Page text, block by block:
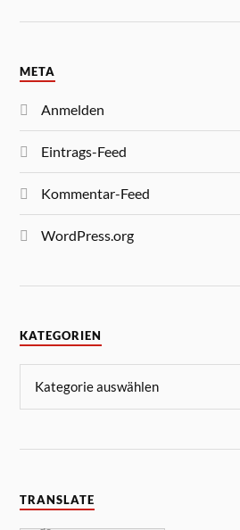
META
Anmelden
Eintrags-Feed
Kommentar-Feed
WordPress.org
KATEGORIEN
TRANSLATE